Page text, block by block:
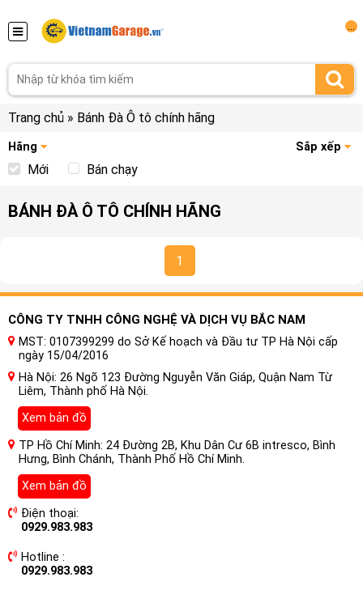
Trang chủ » Bánh Đà Ô tô chính hãng
Hãng Sắp xếp
Mới Bán chạy
BÁNH ĐÀ Ô TÔ CHÍNH HÃNG
1
CÔNG TY TNHH CÔNG NGHỆ VÀ DỊCH VỤ BẮC NAM
MST: 0107399299 do Sở Kế hoạch và Đầu tư TP Hà Nội cấp
ngày 15/04/2016
Hà Nội: 26 Ngõ 123 Đường Nguyễn Văn Giáp, Quận Nam Từ
Liêm, Thành phố Hà Nội.
Xem bản đồ
TP Hồ Chí Minh: 24 Đường 2B, Khu Dân Cư 6B intresco, Bình
Hưng, Bình Chánh, Thành Phố Hồ Chí Minh.
Xem bản đồ
Điện thoại:
0929.983.983
Hotline :
0929.983.983